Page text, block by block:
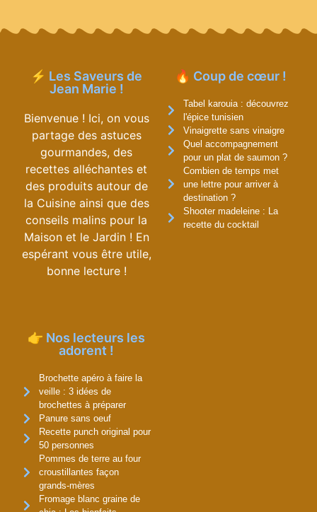
⚡ Les Saveurs de
Jean Marie !
Bienvenue ! Ici, on vous
partage des astuces
gourmandes, des
recettes alléchantes et
des produits autour de
la Cuisine ainsi que des
conseils malins pour la
Maison et le Jardin ! En
espérant vous être utile,
bonne lecture !
🔥 Coup de cœur !
Tabel karouia : découvrez
l'épice tunisien
Vinaigrette sans vinaigre
Quel accompagnement
pour un plat de saumon ?
Combien de temps met
une lettre pour arriver à
destination ?
Shooter madeleine : La
recette du cocktail
👉 Nos lecteurs les
adorent !
Brochette apéro à faire la
veille : 3 idées de
brochettes à préparer
Panure sans oeuf
Recette punch original pour
50 personnes
Pommes de terre au four
croustillantes façon
grands-mères
Fromage blanc graine de